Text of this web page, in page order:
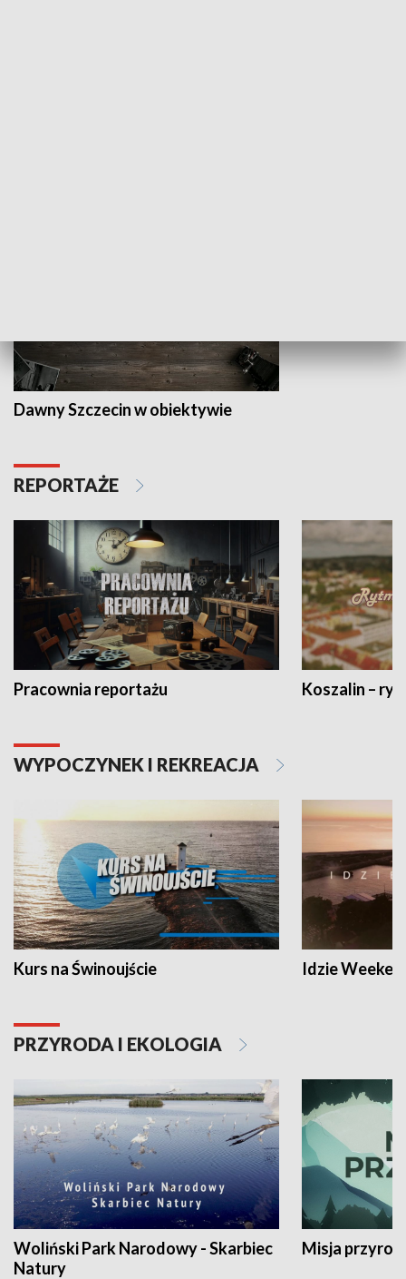
Dawny Szczecin w obiektywie
REPORTAŻE
Pracownia reportażu Koszalin –
WYPOCZYNEK I REKREACJA
Kurs na Świnoujście Idzie
PRZYRODA I EKOLOGIA
Woliński Park Narodowy - Skarbiec
Natury
Misja